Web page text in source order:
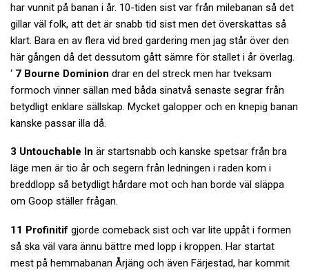
har vunnit på banan i år. 10-tiden sist var från milebanan så det
gillar väl folk, att det är snabb tid sist men det överskattas så
klart. Bara en av flera vid bred gardering men jag står över den
här gången då det dessutom gått sämre för stallet i år överlag.
‘ 7 Bourne Dominion drar en del streck men har tveksam
formoch vinner sällan med båda sinatvå senaste segrar från
betydligt enklare sällskap. Mycket galopper och en knepig banan
kanske passar illa då.
3 Untouchable In är startsnabb och kanske spetsar från bra
läge men är tio år och segern från ledningen i raden kom i
breddlopp så betydligt hårdare mot och han borde väl släppa
om Goop ställer frågan.
11 Profinitif gjorde comeback sist och var lite uppåt i formen
så ska väl vara ännu bättre med lopp i kroppen. Har startat
mest på hemmabanan Årjäng och även Färjestad, har kommit